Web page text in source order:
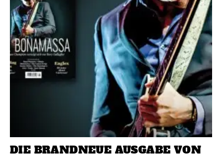
DIE BRANDNEUE AUSGABE VON